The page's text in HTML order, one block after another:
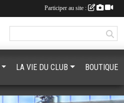
LA VIE DU CLUB BOUTIQUE
Participer au site :